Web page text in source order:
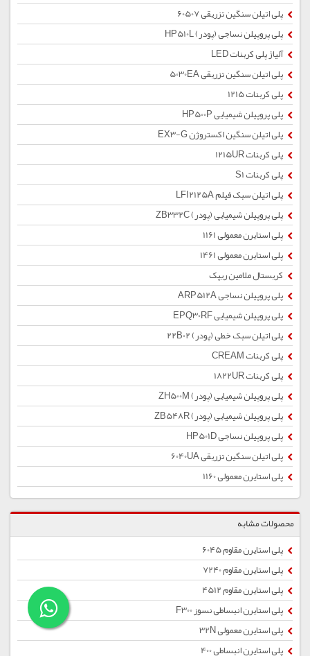
پلی اتیلن سنگین تزریقی 60507
پلی پروپیلن نساجی (پودر) HP510L
آلیاژ پلی کربنات LED
پلی اتیلن سنگین تزریقی 5030EA
پلی کربنات 1215
پلی پروپیلن شیمیایی HP500P
پلی اتیلن سنگین اکستروژن EX3-G
پلی کربنات 1215UR
پلی کربنات S1
پلی اتیلن سبک فیلم LFI2125A
پلی پروپیلن شیمیایی (پودر) ZB332C
پلی استایرن معمولی 1161
پلی استایرن معمولی 1461
کریستال ملامین ریپک
پلی پروپیلن نساجی ARP512A
پلی پروپیلن شیمیایی EPQ30RF
پلی اتیلن سبک خطی (پودر) 22B02
پلی کربنات CREAM
پلی کربنات 1822UR
پلی پروپیلن شیمیایی (پودر) ZH500M
پلی پروپیلن شیمیایی (پودر) ZB548R
پلی پروپیلن نساجی HP501D
پلی اتیلن سنگین تزریقی 6040UA
پلی استایرن معمولی 1160
محصولات مشابه
پلی استایرن مقاوم 6045
پلی استایرن مقاوم 7240
پلی استایرن مقاوم 4512
پلی استایرن انبساطی نسوز F300
پلی استایرن معمولی 32N
پلی استایرن انبساطی 400